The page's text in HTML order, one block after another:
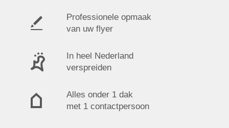
Professionele opmaak
van uw flyer
In heel Nederland
verspreiden
Alles onder 1 dak
met 1 contactpersoon